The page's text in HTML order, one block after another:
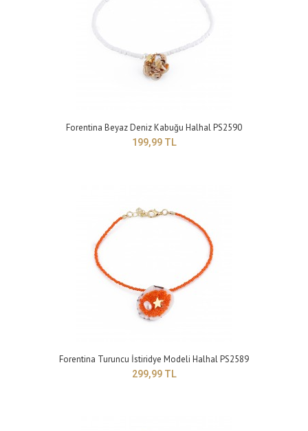
Yapısı : BijuteriRenk : Sarı Boyut : Ayarlanabilir model ..
Forentina Beyaz Deniz Kabuğu Halhal PS2590
199,99 TL
Forentina Turuncu İstiridye Modeli Halhal PS2589
299,99 TL